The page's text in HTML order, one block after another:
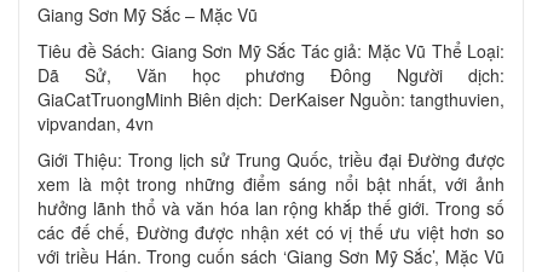
Giang Sơn Mỹ Sắc – Mặc Vũ
Tiêu đề Sách: Giang Sơn Mỹ Sắc Tác giả: Mặc Vũ Thể Loại:
Dã Sử, Văn học phương Đông Người dịch:
GiaCatTruongMinh Biên dịch: DerKaiser Nguồn: tangthuvien,
vipvandan, 4vn
Giới Thiệu: Trong lịch sử Trung Quốc, triều đại Đường được
xem là một trong những điểm sáng nổi bật nhất, với ảnh
hưởng lãnh thổ và văn hóa lan rộng khắp thế giới. Trong số
các đế chế, Đường được nhận xét có vị thế ưu việt hơn so
với triều Hán. Trong cuốn sách ‘Giang Sơn Mỹ Sắc’, Mặc Vũ